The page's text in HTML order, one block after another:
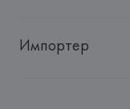
Импортер